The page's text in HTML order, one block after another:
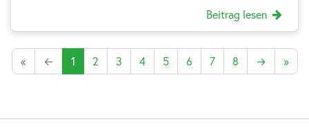
Beitrag lesen
« ← 1 2 3 4 5 6 7 8 → »